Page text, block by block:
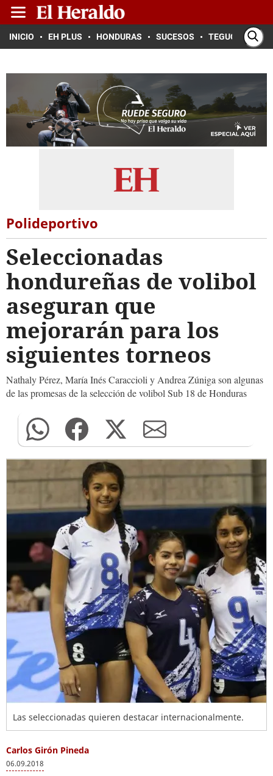
INICIO EH PLUS HONDURAS SUCESOS TEGUCIGALPA
Polideportivo
Seleccionadas
hondureñas de volibol
aseguran que
mejorarán para los
siguientes torneos
Nathaly Pérez, María Inés Caraccioli y Andrea Zúniga son algunas
de las promesas de la selección de volibol Sub 18 de Honduras
Las seleccionadas quieren destacar internacionalmente.
Carlos Girón Pineda
06.09.2018